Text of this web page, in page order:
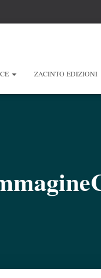
ZACINTO EDIZIONI